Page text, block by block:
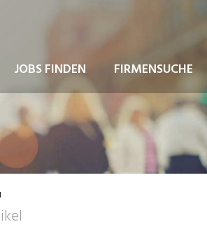
JOBS FINDEN FIRMENSUCHE